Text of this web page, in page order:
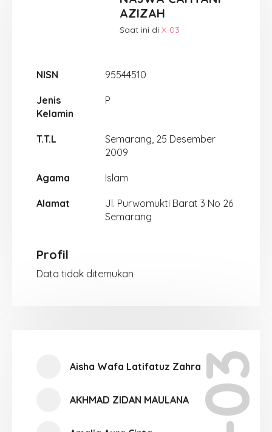
AZIZAH
Saat ini diX-03
NISN 95544510
Jenis
Kelamin
P
T.T.L
Semarang, 25 Desember
2009
Agama Islam
Alamat
Jl. Purwomukti Barat 3 No 26
Semarang
Profil
Data tidak ditemukan
Aisha Wafa Latifatuz Zahra
AKHMAD ZIDAN MAULANA